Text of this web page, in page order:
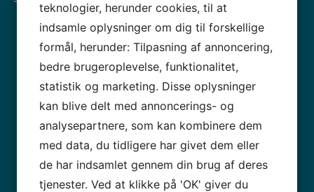
Badminton
Bordtennis
Fitness
Fodbold
Gymnastik
Håndbold
teknologier, herunder cookies, til at
indsamle oplysninger om dig til forskellige
formål, herunder: Tilpasning af annoncering,
bedre brugeroplevelse, funktionalitet,
statistik og marketing. Disse oplysninger
kan blive delt med annoncerings- og
analysepartnere, som kan kombinere dem
med data, du tidligere har givet dem eller
de har indsamlet gennem din brug af deres
tjenester. Ved at klikke på 'OK' giver du